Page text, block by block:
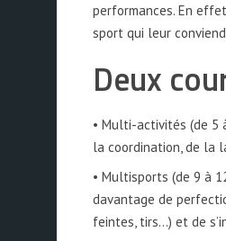
performances. En
sport qui leur
Deux
• Multi-activités (de 5
la coordination, de la
• Multisports (de 9 à
davantage de
feintes, tirs…) et de